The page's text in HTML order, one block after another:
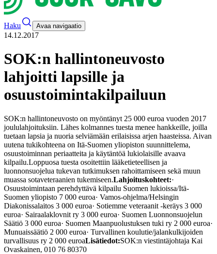
Haku Avaa navigaatio
14.12.2017
SOK:n hallintoneuvosto
lahjoitti lapsille ja
osuustoimintakilpailuun
SOK:n hallintoneuvosto on myöntänyt 25 000 euroa vuoden 2017
joululahjoituksiin. Lähes kolmannes tuesta menee hankkeille, joilla
tuetaan lapsia ja nuoria selviämään erilaisissa arjen haasteissa. Aivan
uutena tukikohteena on Itä-Suomen yliopiston suunnittelema,
osuustoiminnan periaatteita ja käytäntöä lukiolaisille avaava
kilpailu.Loppuosa tuesta osoitettiin lääketieteellisen ja
luonnonsuojelua tukevan tutkimuksen rahoittamiseen sekä muun
muassa sotaveteraanien tukemiseen.Lahjoituskohteet:·
Osuustoimintaan perehdyttävä kilpailu Suomen lukioissa/Itä-
Suomen yliopisto 7 000 euroa· Vamos-ohjelma/Helsingin
Diakonissalaitos 3 000 euroa· Sotiemme veteraanit -keräys 3 000
euroa· Sairaalaklovnit ry 3 000 euroa· Suomen Luonnonsuojelun
Säätiö 3 000 euroa· Suomen Maanpuolustuksen tuki ry 2 000 euroa·
Munuaissäätiö 2 000 euroa· Turvallinen koulutie/jalankulkijoiden
turvallisuus ry 2 000 euroaLisätiedot:SOK:n viestintäjohtaja Kai
Ovaskainen, 010 76 80370